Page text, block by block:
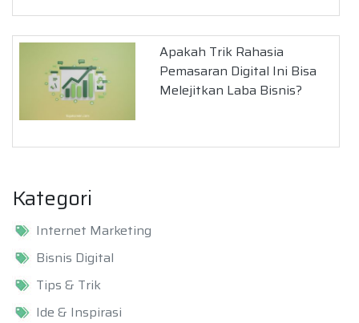
Apakah Trik Rahasia
Pemasaran Digital Ini Bisa
Melejitkan Laba Bisnis?
Kategori
Internet Marketing
Bisnis Digital
Tips & Trik
Ide & Inspirasi